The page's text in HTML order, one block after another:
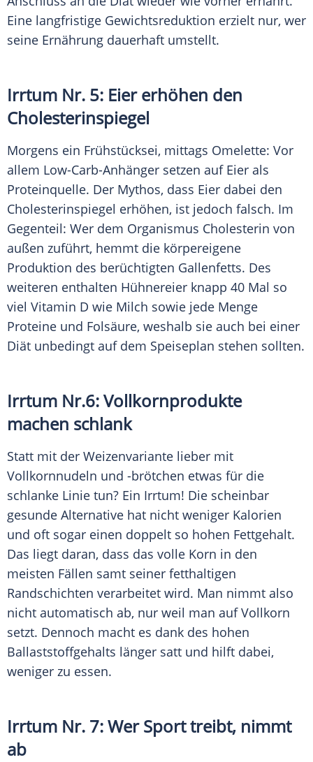
Eine langfristige Gewichtsreduktion erzielt nur, wer
seine Ernährung dauerhaft umstellt.
Irrtum Nr. 5: Eier erhöhen den
Cholesterinspiegel
Morgens ein Frühstücksei, mittags Omelette: Vor
allem Low-Carb-Anhänger setzen auf Eier als
Proteinquelle. Der Mythos, dass Eier dabei den
Cholesterinspiegel erhöhen, ist jedoch falsch. Im
Gegenteil: Wer dem Organismus Cholesterin von
außen zuführt, hemmt die körpereigene
Produktion des berüchtigten Gallenfetts. Des
weiteren enthalten Hühnereier knapp 40 Mal so
viel Vitamin D wie Milch sowie jede Menge
Proteine und Folsäure, weshalb sie auch bei einer
Diät unbedingt auf dem Speiseplan stehen sollten.
Irrtum Nr.6: Vollkornprodukte
machen schlank
Statt mit der Weizenvariante lieber mit
Vollkornnudeln und -brötchen etwas für die
schlanke Linie tun? Ein Irrtum! Die scheinbar
gesunde Alternative hat nicht weniger Kalorien
und oft sogar einen doppelt so hohen Fettgehalt.
Das liegt daran, dass das volle Korn in den
meisten Fällen samt seiner fetthaltigen
Randschichten verarbeitet wird. Man nimmt also
nicht automatisch ab, nur weil man auf Vollkorn
setzt. Dennoch macht es dank des hohen
Ballaststoffgehalts länger satt und hilft dabei,
weniger zu essen.
Irrtum Nr. 7: WerSporttreibt, nimmt
ab